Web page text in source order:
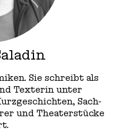
Sie schreibt als
Texterin unter
Sach-
und Theaterstücke